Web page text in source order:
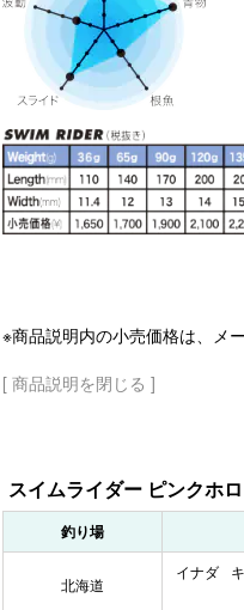
※商品説明内の小売価格は、メ
[ 商品説明を閉じる ]
スイムライダー ピンクホ
釣り場
北海道
イナダ